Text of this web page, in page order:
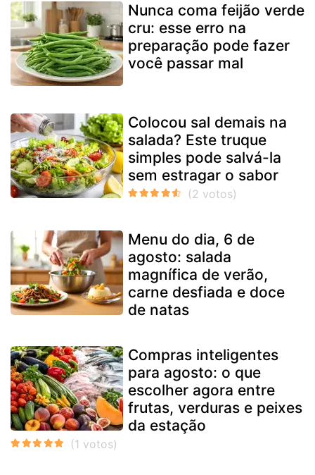
Nunca coma feijão verde
cru: esse erro na
preparação pode fazer
você passar mal
Colocou sal demais na
salada? Este truque
simples pode salvá-la
sem estragar o sabor
Menu do dia, 6 de
agosto: salada
magnífica de verão,
carne desfiada e doce
de natas
Compras inteligentes
para agosto: o que
escolher agora entre
frutas, verduras e peixes
da estação